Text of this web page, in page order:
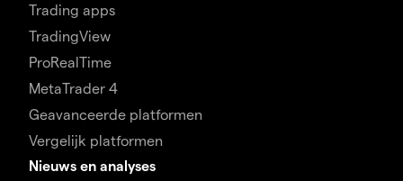
Trading apps
TradingView
ProRealTime
MetaTrader 4
Geavanceerde platformen
Vergelijk platformen
Nieuws en analyses